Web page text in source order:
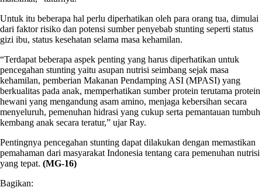
Untuk itu beberapa hal perlu diperhatikan oleh para orang tua, dimulai
dari faktor risiko dan potensi sumber penyebab stunting seperti status
gizi ibu, status kesehatan selama masa kehamilan.
“Terdapat beberapa aspek penting yang harus diperhatikan untuk
pencegahan stunting yaitu asupan nutrisi seimbang sejak masa
kehamilan, pemberian Makanan Pendamping ASI (MPASI) yang
berkualitas pada anak, memperhatikan sumber protein terutama protein
hewani yang mengandung asam amino, menjaga kebersihan secara
menyeluruh, pemenuhan hidrasi yang cukup serta pemantauan tumbuh
kembang anak secara teratur,” ujar Ray.
Pentingnya pencegahan stunting dapat dilakukan dengan memastikan
pemahaman dari masyarakat Indonesia tentang cara pemenuhan nutrisi
yang tepat. (MG-16)
Bagikan: